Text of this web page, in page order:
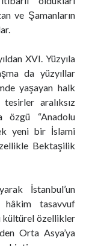
ve Şamanların
XVI. Yüzyıla
da yüzyıllar
yaşayan halk
aralıksız
özgü “Anadolu
yeni bir İslami
Bektaşilik
İstanbul’un
hâkim tasavvuf
kültürel özellikler
Orta Asya’ya